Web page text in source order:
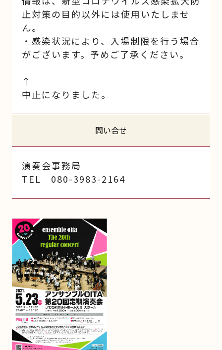
止対策の目的以外には使用いたしませ
ん。
・感染状況により、入場制限を行う場合
がございます。予めご了承ください。
↑
中止になりました。
問い合せ
演奏会事務局
TEL 080-3983-2164